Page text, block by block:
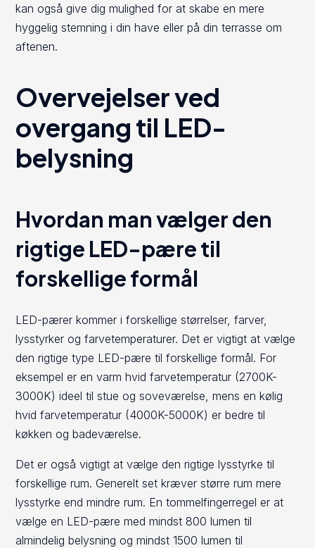
kan også give dig mulighed for at skabe en mere
hyggelig stemning i din have eller på din terrasse om
aftenen.
Overvejelser ved
overgang til LED-
belysning
Hvordan man vælger den
rigtige LED-pære til
forskellige formål
LED-pærer kommer i forskellige størrelser, farver,
lysstyrker og farvetemperaturer. Det er vigtigt at vælge
den rigtige type LED-pære til forskellige formål. For
eksempel er en varm hvid farvetemperatur (2700K-
3000K) ideel til stue og soveværelse, mens en kølig
hvid farvetemperatur (4000K-5000K) er bedre til
køkken og badeværelse.
Det er også vigtigt at vælge den rigtige lysstyrke til
forskellige rum. Generelt set kræver større rum mere
lysstyrke end mindre rum. En tommelfingerregel er at
vælge en LED-pære med mindst 800 lumen til
almindelig belysning og mindst 1500 lumen til